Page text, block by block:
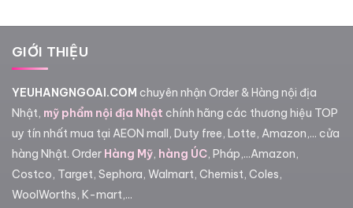
GIỚI THIỆU
YEUHANGNGOAI.COM chuyên nhận Order & Hàng nội địa
Nhật, mỹ phẩm nội địa Nhật chính hãng các thương hiệu TOP
uy tín nhất mua tại AEON mall, Duty free, Lotte, Amazon,... cửa
hàng Nhật. Order Hàng Mỹ, hàng ÚC, Pháp,...Amazon,
Costco, Target, Sephora, Walmart, Chemist, Coles,
WoolWorths, K-mart,...